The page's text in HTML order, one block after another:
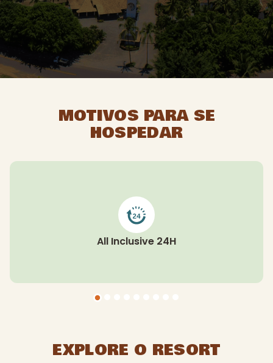
MOTIVOS PARA SE
HOSPEDAR
All Inclusive 24H
EXPLORE O RESORT